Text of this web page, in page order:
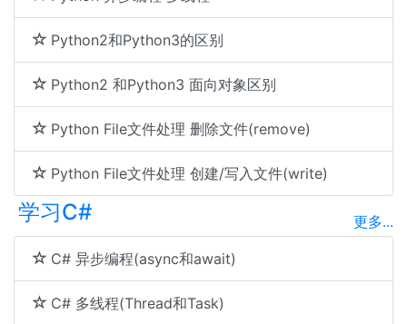
Python2和Python3的区别
Python2 和Python3 面向对象区别
Python File文件处理 删除文件(remove)
Python File文件处理 创建/写入文件(write)
学习C# 更多...
C# 异步编程(async和await)
C# 多线程(Thread和Task)